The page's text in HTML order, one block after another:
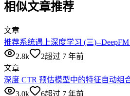
相似文章推荐
文章
推荐系统遇上深度学习 (三)--
2.8k
2超过 7 年前
文章
深度 CTR 预估模型中的特征自动组
3.0k
6超过 7 年前